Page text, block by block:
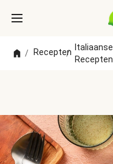
/ Recepten
/
Italiaanse
Recepten